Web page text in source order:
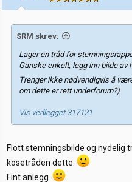
e
r
SRM skrev:
Lager en tråd for
Ganske enkelt, legg inn bilde av
Trenger ikke nødvendigvis å
om dette er rett underforum?)
Vis vedlegget 317121
Flott stemningsbilde og nydelig
kosetråden dette.
Fint anlegg.